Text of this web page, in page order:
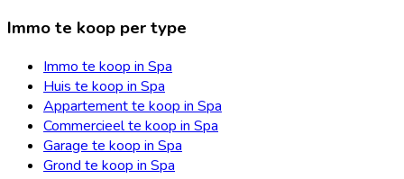
Immo te koop per type
Immo te koop in Spa
Huis te koop in Spa
Appartement te koop in Spa
Commercieel te koop in Spa
Garage te koop in Spa
Grond te koop in Spa